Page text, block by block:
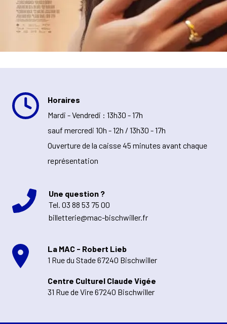
Horaires
Mardi - Vendredi : 13h30 - 17h
sauf mercredi 10h - 12h / 13h30 - 17h
Ouverture de la caisse 45 minutes avant chaque
représentation
Une question ?
Tel. 03 88 53 75 00
billetterie@mac-bischwiller.fr
La MAC - Robert Lieb
1 Rue du Stade 67240 Bischwiller
Centre Culturel Claude Vigée
31 Rue de Vire 67240 Bischwiller